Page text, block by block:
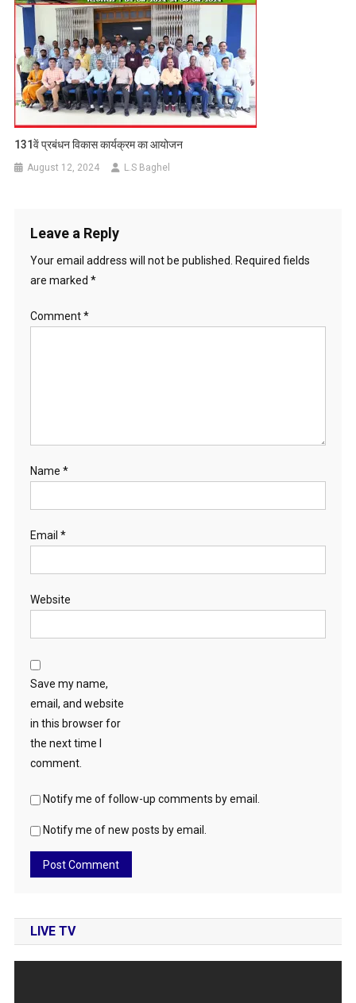
131वें प्रबंधन विकास कार्यक्रम का आयोजन
August 12, 2024 L.S Baghel
Leave a Reply
Your email address will not be published.
Required fields
are marked *
Comment*
Name *
Email *
Website
Save my name,
email, and website
in this browser for
the next time I
comment.
Notify me of follow-up comments by email.
Notify me of new posts by email.
LIVE TV